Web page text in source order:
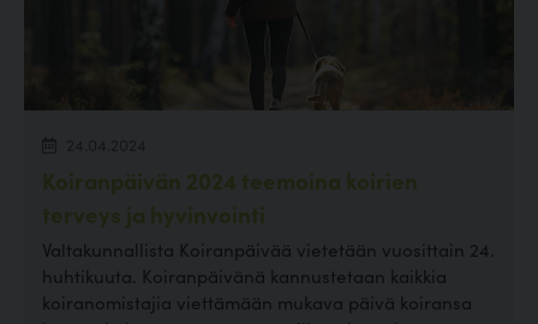
Koiranpäivän 2024 teemoina koirien
terveys ja hyvinvointi
Valtakunnallista Koiranpäivää vietetään vuosittain 24.
huhtikuuta. Koiranpäivänä kannustetaan kaikkia
koiranomistajia viettämään mukava päivä koiransa